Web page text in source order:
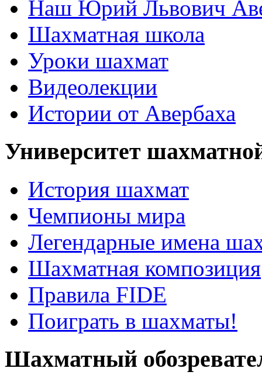
Наш Юрий Львович
Шахматная школа
Уроки шахмат
Видеолекции
Истории от Авербаха
Университет
История шахмат
Чемпионы мира
Легендарные имена
Шахматная композиция
Правила FIDE
Поиграть в шахматы!
Шахматный